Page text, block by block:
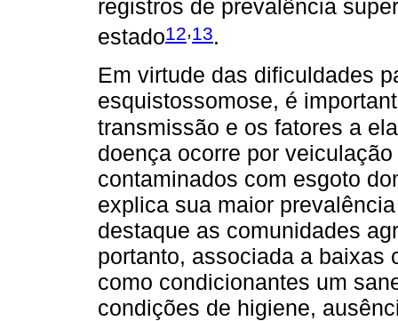
registros de prevalência
estado12,13.
Em virtude das dificuldades
esquistossomose, é
transmissão e os fatores a
doença ocorre por
contaminados com esgoto
explica sua maior
destaque as comunidades
portanto, associada a baixas
como condicionantes um
condições de higiene,